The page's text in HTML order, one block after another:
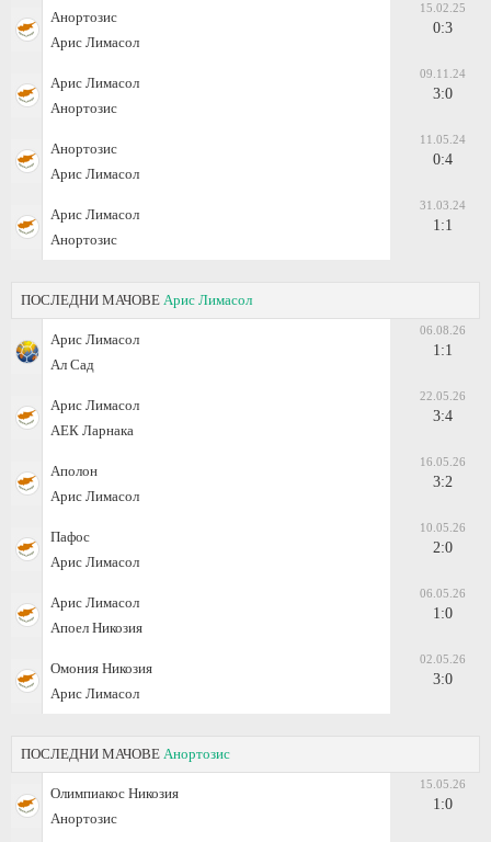
Анортозис
Арис Лимасол
15.02.25
0:3
Арис Лимасол
Анортозис
09.11.24
3:0
Анортозис
Арис Лимасол
11.05.24
0:4
Арис Лимасол
Анортозис
31.03.24
1:1
ПОСЛЕДНИ МАЧОВЕ Арис Лимасол
Арис Лимасол
Ал Сад
06.08.26
1:1
Арис Лимасол
АЕК Ларнака
22.05.26
3:4
Аполон
Арис Лимасол
16.05.26
3:2
Пафос
Арис Лимасол
10.05.26
2:0
Арис Лимасол
Апоел Никозия
06.05.26
1:0
Омония Никозия
Арис Лимасол
02.05.26
3:0
ПОСЛЕДНИ МАЧОВЕ Анортозис
Олимпиакос Никозия
Анортозис
15.05.26
1:0